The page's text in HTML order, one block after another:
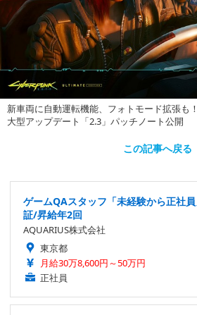
新車両に自動運転機能、フォトモード拡張も
大型アップデート「2.3」パッチノート公開
この記事へ戻る
ゲームQAスタッフ「未経験から正社
証/昇給年2回
AQUARIUS株式会社
東京都
月給30万8,600円～50万円
正社員